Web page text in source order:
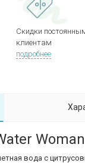
Скидки
клиентам
подробнее
вода с